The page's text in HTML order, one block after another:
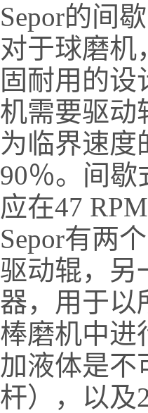
Sepor的间
对于球磨机
固耐用的
机需要驱动
为临界速度
90％。 间歇
应在47
Sepor有两
驱动辊，另
器，用于以
棒磨机中进
加液体是不
杆），以及